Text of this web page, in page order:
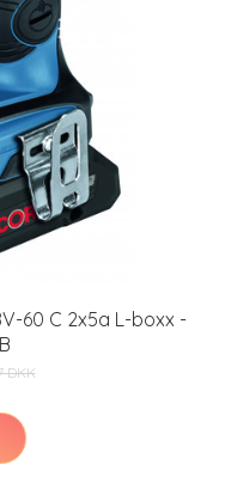
60 C 2x5a L-boxx -
DKK